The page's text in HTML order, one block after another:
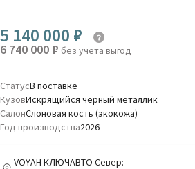
5 140 000 ₽
6 740 000 ₽ без учёта выгод
СтатусВ поставке
КузовИскрящийся черный металлик
СалонСлоновая кость (экокожа)
Год производства2026
VOYAH КЛЮЧАВТО Север: